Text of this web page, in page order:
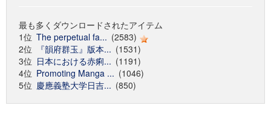
最も多くダウンロードされたアイテム
1位 The perpetual fa... (2583)
2位
『韻府群玉』版本... (1531)
3位 日本における赤痢... (1191)
4位 Promoting Manga ... (1046)
5位 慶應義塾大学日吉... (850)